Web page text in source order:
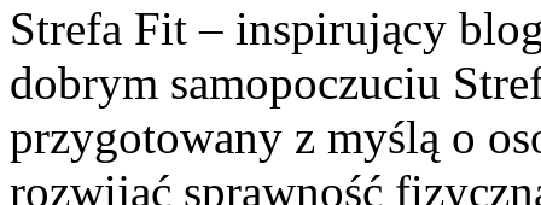
Strefa Fit – inspirujący
dobrym samopoczuciu
przygotowany z myślą o
rozwijać sprawność